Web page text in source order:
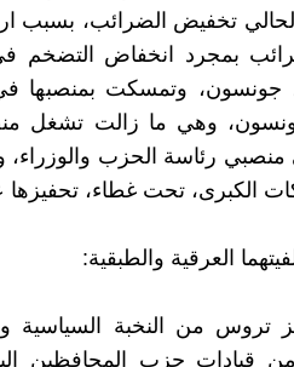
بمجرد انخفاض التضخم
جونسون، وتمسكت بمنصبها
وهي ما زالت تشغل
منصبي رئاسة الحزب
الكبرى، تحت غطاء، تحفيزها
العرقية والطبقية:
تروس من النخبة السياسية
من قيادات حزب المحافظين